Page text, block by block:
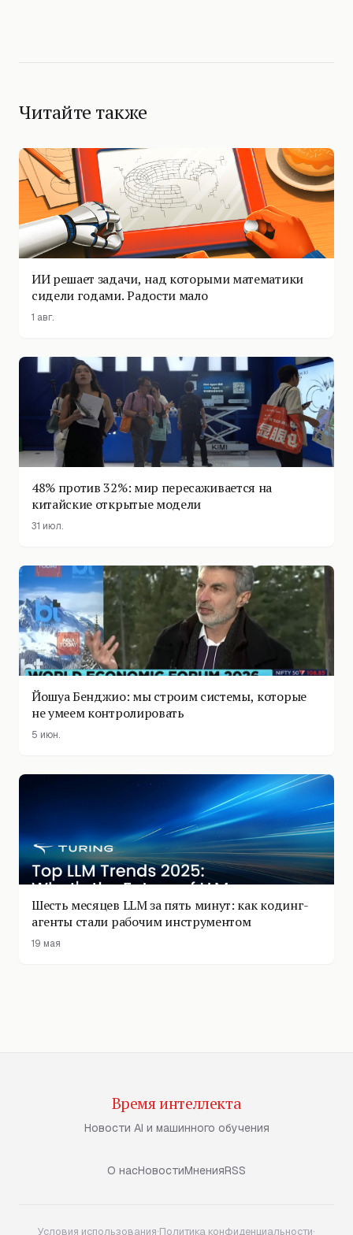
Читайте также
ИИ решает задачи, над которыми математики
сидели годами. Радости мало
1 авг.
48% против 32%: мир пересаживается на
китайские открытые модели
31 июл.
Йошуа Бенджио: мы строим системы, которые
не умеем контролировать
5 июн.
Шесть месяцев LLM за пять минут: как кодинг-
агенты стали рабочим инструментом
19 мая
Время интеллекта
Новости AI и машинного обучения
О насНовостиМненияRSS
Условия использования·Политика конфиденциальности·